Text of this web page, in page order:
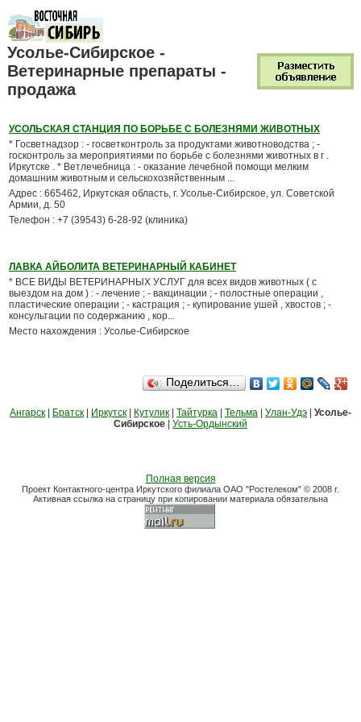
Усолье-Сибирское -
Ветеринарные препараты -
продажа
УСОЛЬСКАЯ СТАНЦИЯ ПО БОРЬБЕ С БОЛЕЗНЯМИ ЖИВОТНЫХ
* Госветнадзор : - госветконтроль за продуктами животноводства ; -
госконтроль за мероприятиями по борьбе с болезнями животных в г .
Иркутске . * Ветлечебница : - оказание лечебной помощи мелким
домашним животным и сельскохозяйственным ...
Адрес : 665462, Иркутская область, г. Усолье-Сибирское, ул. Советской
Армии, д. 50
Телефон : +7 (39543) 6-28-92 (клиника)
ЛАВКА АЙБОЛИТА ВЕТЕРИНАРНЫЙ КАБИНЕТ
* ВСЕ ВИДЫ ВЕТЕРИНАРНЫХ УСЛУГ для всех видов животных ( с
выездом на дом ) : - лечение ; - вакцинации ; - полостные операции ,
пластические операции ; - кастрация ; - купирование ушей , хвостов ; -
консультации по содержанию , кор...
Место нахождения : Усолье-Сибирское
Поделиться…
Ангарск Братск Иркутск Кутулик Тайтурка Тельма Улан-Удэ
Усолье-
Сибирское
Усть-Ордынский
Полная версия
Проект Контактного-центра Иркутского филиала ОАО "Ростелеком" © 2008 г.
Активная ссылка на страницу при копировании материала обязательна